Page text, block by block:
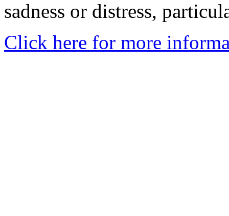
sadness or distress,
Click here for more